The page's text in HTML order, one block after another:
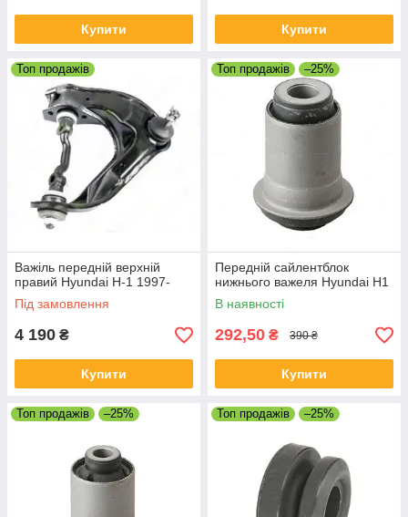
Купити Купити
Топ продажів
Важіль передній верхній
правий Hyundai H-1 1997-
Під замовлення
4 190 ₴
Купити
Топ продажів –25%
Передній сайлентблок
нижнього важеля Hyundai H1
В наявності
292,50 ₴ 390 ₴
Купити
Топ продажів –25% Топ продажів –25%